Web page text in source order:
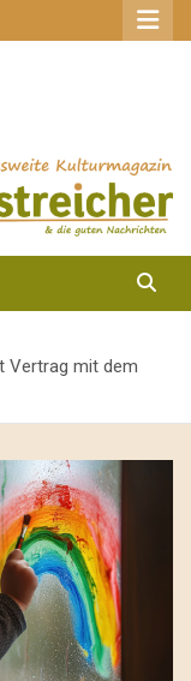
Vertrag mit dem